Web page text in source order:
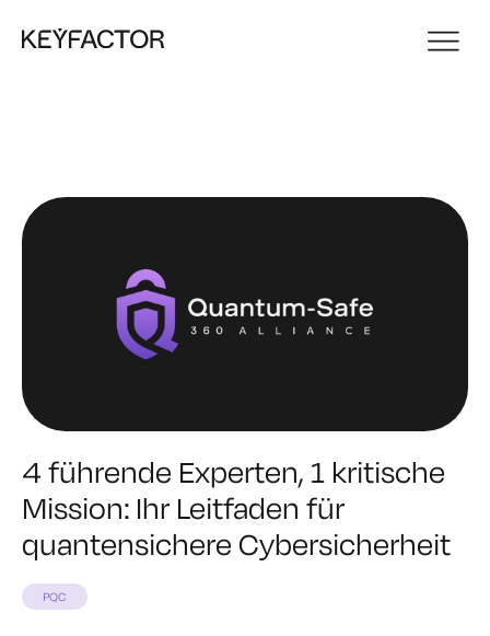
4 führende Experten, 1 kritische
Mission: Ihr Leitfaden für
quantensichere Cybersicherheit
PQC